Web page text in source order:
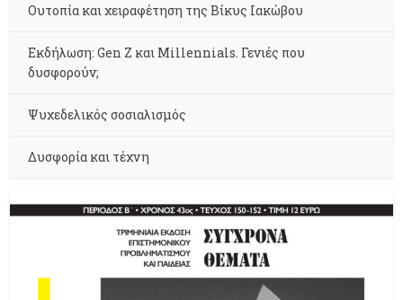
Ουτοπία και χειραφέτηση της Βίκυς Ιακώβου
Εκδήλωση: Gen Z και Millennials. Γενιές που
δυσφορούν;
Ψυχεδελικός σοσιαλισμός
Δυσφορία και τέχνη